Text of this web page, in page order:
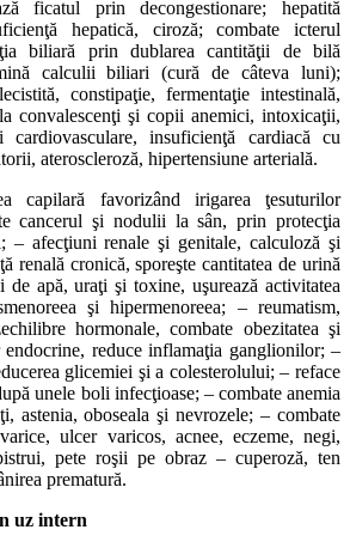
ficatul prin decongestionare; hepatită
hepatică, ciroză; combate icterul
biliară prin dublarea cantităţii de bilă
calculii biliari (cură de câteva luni);
constipaţie, fermentaţie intestinală,
convalescenţi şi copii anemici, intoxicaţii,
insuficienţă cardiacă cu
ateroscleroză, hipertensiune arterială.
capilară favorizând irigarea ţesuturilor
cancerul şi nodulii la sân, prin protecţia
– afecţiuni renale şi genitale, calculoză şi
renală cronică, sporeşte cantitatea de urină
de apă, uraţi şi toxine, uşurează activitatea
şi hipermenoreea; – reumatism,
hormonale, combate obezitatea şi
reduce inflamaţia ganglionilor; –
glicemiei şi a colesterolului; – reface
unele boli infecţioase; – combate anemia
astenia, oboseala şi nevrozele; – combate
ulcer varicos, acnee, eczeme, negi,
pete roşii pe obraz – cuperoză, ten
prematură.
uz intern